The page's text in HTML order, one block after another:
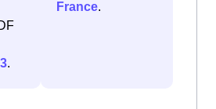
.
France.